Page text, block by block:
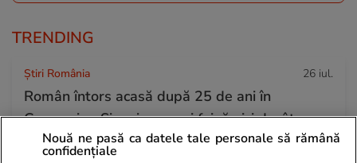
TRENDING
Știri România 26 iul.
Român întors acasă după 25 de ani în
Germania: „Și urzica e mai faină aici decât
trandafirii dincolo”
Nouă ne pasă ca datele tale personale să rămână
confidențiale